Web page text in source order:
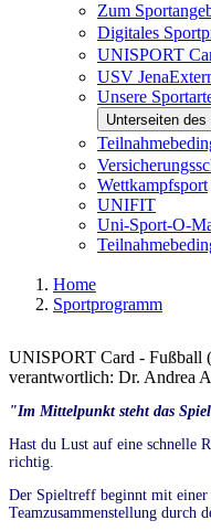
Zum
Digitales
UNISPORT
USV Jena
Unsere
Unterseiten
Wettkampfsport
UNIFIT
Uni-Sport-O-
Home
Sportprogramm
UNISPORT Card - Fußball
verantwortlich: Dr. Andrea
"Im Mittelpunkt steht das
Hast du Lust auf eine schnelle
richtig.
Der Spieltreff beginnt mit
Teamzusammenstellung durch